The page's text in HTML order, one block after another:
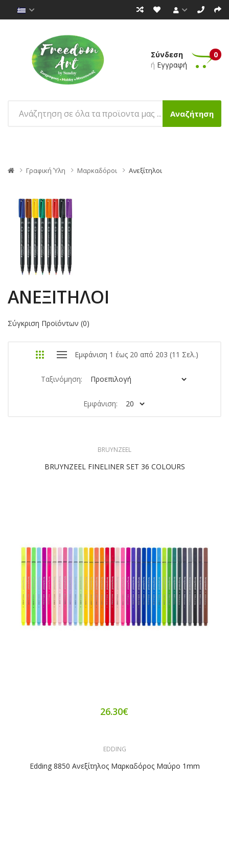
Σύνδεση
ή Εγγραφή
0
Αναζήτηση
Γραφική Ύλη Μαρκαδόροι Ανεξίτηλοι
ΑΝΕΞΊΤΗΛΟΙ
Σύγκριση Προϊόντων (0)
Εμφάνιση 1 έως 20 από 203 (11 Σελ.)
Ταξινόμηση:
Εμφάνιση:
BRUYNZEEL
BRUYNZEEL FINELINER SET 36 COLOURS
26.30€
EDDING
Edding 8850 Ανεξίτηλος Μαρκαδόρος Μαύρο 1mm